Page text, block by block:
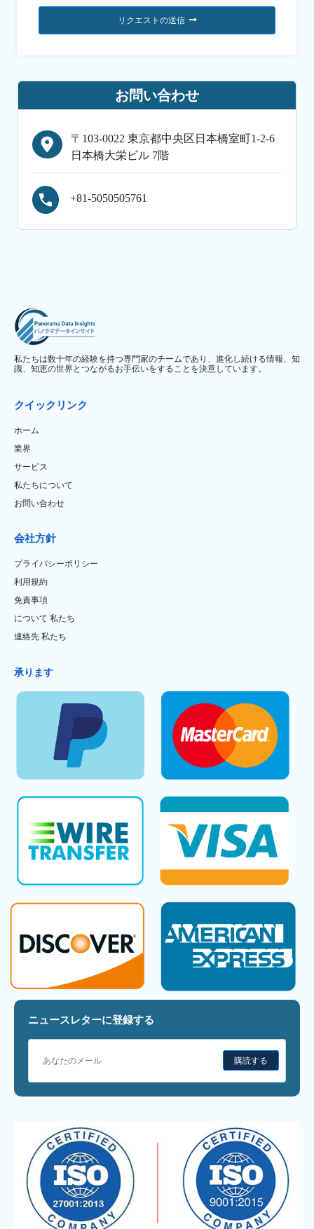
リクエストの送信
お問い合わせ
〒103-0022 東京都中央区日本橋室町1-2-6
日本橋大栄ビル 7階
+81-5050505761
私たちは数十年の経験を持つ専門家のチームであり、進化し続ける情報、知
識、知恵の世界とつながるお手伝いをすることを決意しています。
クイックリンク
ホーム
業界
サービス
私たちについて
お問い合わせ
会社方針
プライバシーポリシー
利用規約
免責事項
について 私たち
連絡先 私たち
承ります
ニュースレターに登録する
購読する